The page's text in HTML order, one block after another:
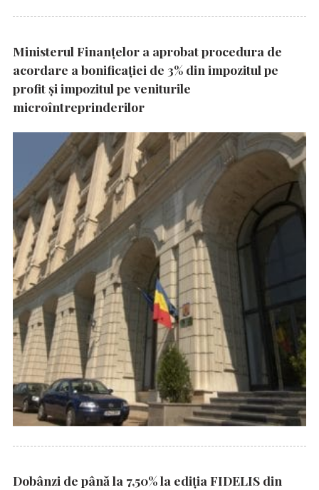
Ministerul Finanțelor a aprobat procedura de
acordare a bonificației de 3% din impozitul pe
profit și impozitul pe veniturile
microîntreprinderilor
Dobânzi de până la 7,50% la ediția FIDELIS din